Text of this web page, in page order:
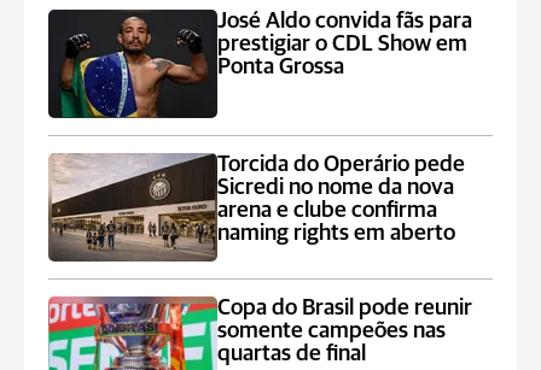
José Aldo convida fãs para
prestigiar o CDL Show em
Ponta Grossa
Torcida do Operário pede
Sicredi no nome da nova
arena e clube confirma
naming rights em aberto
Copa do Brasil pode reunir
somente campeões nas
quartas de final